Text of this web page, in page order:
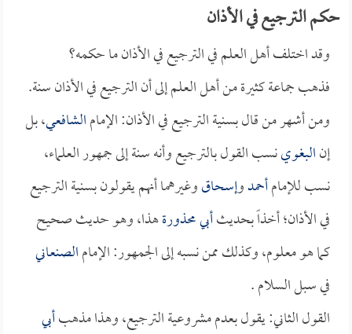
حكم الترجيع في الأذان
وقد اختلف أهل العلم في الترجيع في الأذان ما حكمه؟
فذهب جماعة كثيرة من أهل العلم إلى أن الترجيع في الأذان سنة.
ومن أشهر من قال بسنية الترجيع في الأذان: الإمامالشافعي، بل
إنالبغوينسب القول بالترجيع وأنه سنة إلى جمهور العلماء،
نسب للإمامأحمدوإسحاقوغيرهما أنهم يقولون بسنية الترجيع
في الأذان؛ أخذاً بحديثأبي محذورةهذا، وهو حديث صحيح
كما هو معلوم، وكذلك ممن نسبه إلى الجمهور: الإمامالصنعاني
في سبل السلام .
القول الثاني: يقول بعدم مشروعية الترجيع، وهذا مذهبأبي